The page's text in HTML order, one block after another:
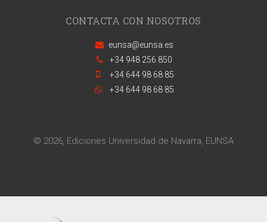
CONTACTA CON NOSOTROS
eunsa@eunsa.es
+34 948 256 850
+34 644 98 68 85
+34 644 98 68 85
© 2026, Ediciones Universidad de Navarra, EUNSA